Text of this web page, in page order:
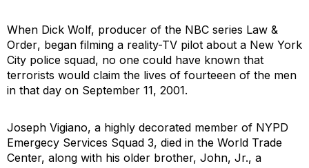
When Dick Wolf, producer of the NBC series Law &
Order, began filming a reality-TV pilot about a New York
City police squad, no one could have known that
terrorists would claim the lives of fourteeen of the men
in that day on September 11, 2001.
Joseph Vigiano, a highly decorated member of NYPD
Emergecy Services Squad 3, died in the World Trade
Center, along with his older brother, John, Jr., a